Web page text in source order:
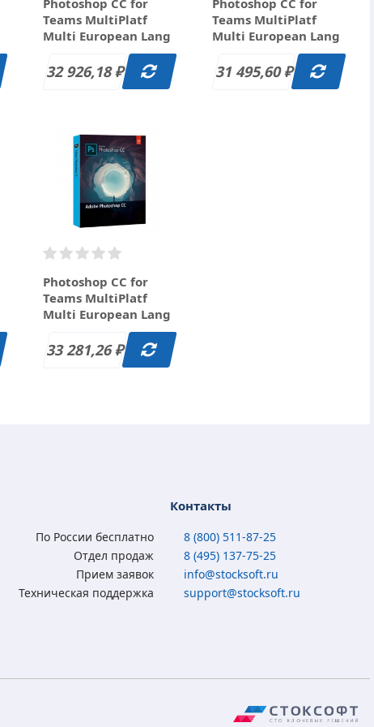
Teams MultiPlatf
Multi European Lang
Renewal Subscr 12
мес L12 (10-49) за 32
926.18 руб.
32 926,18₽
Teams MultiPlatf
Multi European Lang
Renewal Subscr 12
мес L13 (50-99) за 31
495.60 руб.
31 495,60₽
Photoshop CC for
Teams MultiPlatf
Multi European Lang
Renewal Subscr 12
мес L4 (100+) за 33
281.26 руб.
33 281,26₽
Контакты
По России бесплатно
8 (800) 511-87-25
Отдел продаж
8 (495) 137-75-25
Прием заявок
info@stocksoft.ru
Техническая поддержка
support@stocksoft.ru